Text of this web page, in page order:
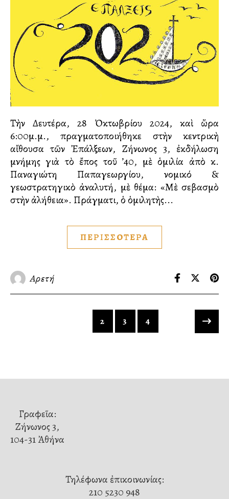
Τὴν Δευτέρα, 28 Ὀκτωβρίου 2024, καὶ ὥρα
6:00μ.μ., πραγματοποιήθηκε στὴν κεντρικὴ
αἴθουσα τῶν Ἐπάλξεων, Ζήνωνος 3, ἐκδήλωση
μνήμης γιὰ τὸ ἔπος τοῦ ’40, μὲ ὁμιλία ἀπὸ κ.
Παναγιώτη Παπαγεωργίου, νομικό &
γεωστρατηγικὸ ἀναλυτή, μὲ θέμα: «Μὲ σεβασμὸ
στὴν ἀλήθεια». Πράγματι, ὁ ὁμιλητὴς...
ΠΕΡΙΣΣΟΤΕΡΑ
Αρετή
2 3 4
Γραφεῖα:
Ζήνωνος 3,
104-31 Ἀθήνα
Τηλέφωνα ἐπικοινωνίας:
210 5230 948